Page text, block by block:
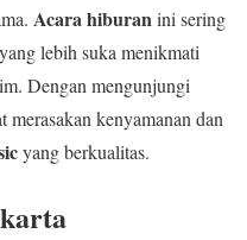
Acara hiburanini sering
lebih suka menikmati
Dengan mengunjungi
kenyamanan dan
yang berkualitas.